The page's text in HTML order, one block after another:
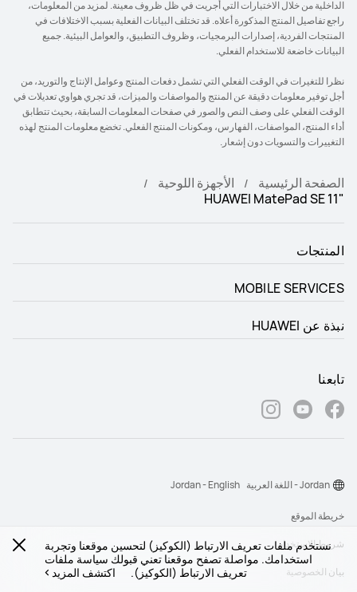
نستخدم ملفات تعريف الارتباط (الكوكيز) لتحسين موقعنا وتجربة
استخدامك. مواصلة تصفح موقعنا تعني قبولك سياسة ملفات
تعريف الارتباط (الكوكيز).
اكتشف المزيد
الداخلية من خلال الاختبارات التي أجريت في ظل ظروف معينة. لمزيد من المعلومات،
راجع تفاصيل المنتج المذكورة أعلاه. قد تختلف البيانات الفعلية بسبب الاختلافات في
المنتجات الفردية، إصدارات البرمجيات، وظروف التطبيق، والعوامل البيئية. جميع
البيانات خاضعة للاستخدام الفعلي.
نظرا للتغيرات في الوقت الفعلي التي تشمل دفعات المنتج وعوامل الإنتاج والتوريد، من
أجل توفير معلومات دقيقة عن المنتج والمواصفات والميزات، قد تجري هواوي تعديلات في
الوقت الفعلي على وصف النص والصور في صفحات المعلومات السابقة، بحيث تتطابق
أداء المنتج، المواصفات، الفهارس، ومكونات المنتج الفعلي. تخضع معلومات المنتج لهذه
التغييرات والتسويات دون إشعار.
الصفحة الرئيسية
الأجهزة اللوحية
"HUAWEI MatePad SE 11
المنتجات
MOBILE SERVICES
نبذة عن HUAWEI
تابعنا
خريطة الموقع
شروط الاستخدام
بيان الخصوصية
Jordan - اللغة العربية Jordan - English